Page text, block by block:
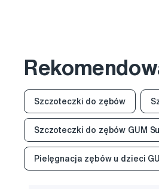
Szczoteczki do zębów
Szczoteczki do zębów GUM
Pielęgnacja zębów u dzieci